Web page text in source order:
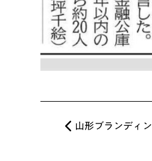
投稿ナビゲーション
山形ブランディ